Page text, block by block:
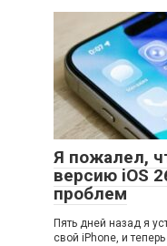
Я пожалел,
версию iOS
проблем
Пять дней назад я
свой iPhone, и